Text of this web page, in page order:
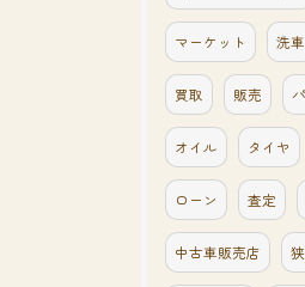
マーケット 洗車
買取 販売
オイル タイヤ
ローン 査定
中古車販売店